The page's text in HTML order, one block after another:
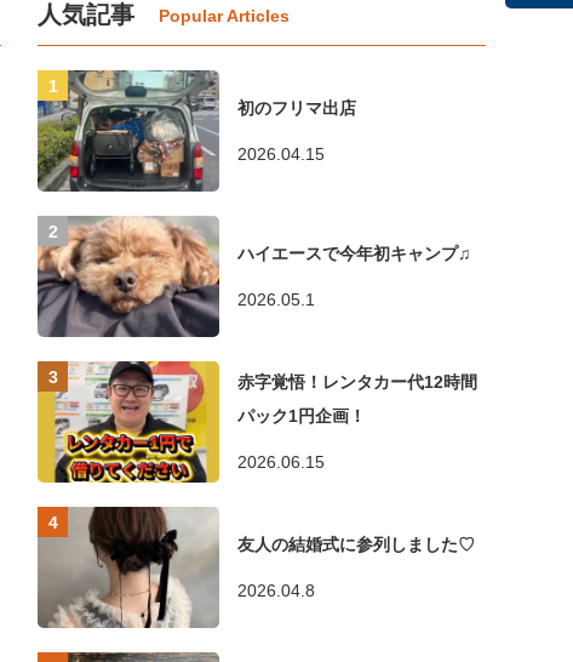
人気記事
初のフリマ出店
2026.04.15
ハイエースで今年初キャンプ♫
2026.05.1
赤字覚悟！レンタカー代12時間
パック1円企画！
2026.06.15
友人の結婚式に参列しました♡
2026.04.8